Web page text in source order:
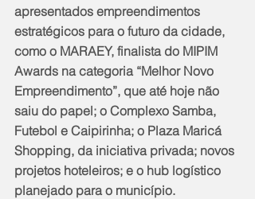
apresentados empreendimentos
estratégicos para o futuro da cidade,
como o MARAEY, finalista do MIPIM
Awards na categoria “Melhor Novo
Empreendimento”, que até hoje não
saiu do papel; o Complexo Samba,
Futebol e Caipirinha; o Plaza Maricá
Shopping, da iniciativa privada; novos
projetos hoteleiros; e o hub logístico
planejado para o município.